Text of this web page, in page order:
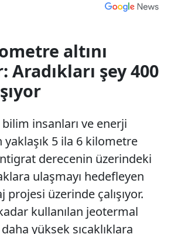
altını
Aradıkları şey 400
insanları ve enerji
yaklaşık 5 ila 6 kilometre
derecenin üzerindeki
ulaşmayı hedefleyen
üzerinde çalışıyor.
kullanılan jeotermal
yüksek sıcaklıklara